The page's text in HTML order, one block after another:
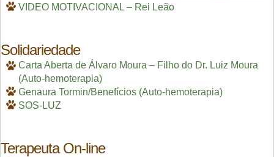
VIDEO MOTIVACIONAL – Rei Leão
Solidariedade
Carta Aberta de Álvaro Moura – Filho do Dr. Luiz Moura
(Auto-hemoterapia)
Genaura Tormin/Benefícios (Auto-hemoterapia)
SOS-LUZ
Terapeuta On-line